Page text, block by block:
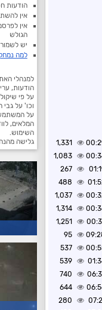
1,331
1,083
267
488
1,037
1,314
1,251
95
537
539
740
644
280
הודעות
אין
אין
הגולש
יש
למה
למנהלי
הודעות,
על פי
וכו' על
על
המלאים,
השימוש.
גלישה